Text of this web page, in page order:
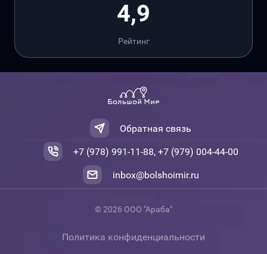
4,9
Рейтинг
Обратная связь
+7 (978) 991-11-88, +7 (979) 004-44-00
inbox@bolshoimir.ru
© 2026 ООО "Араба"
Политика конфиденциальности